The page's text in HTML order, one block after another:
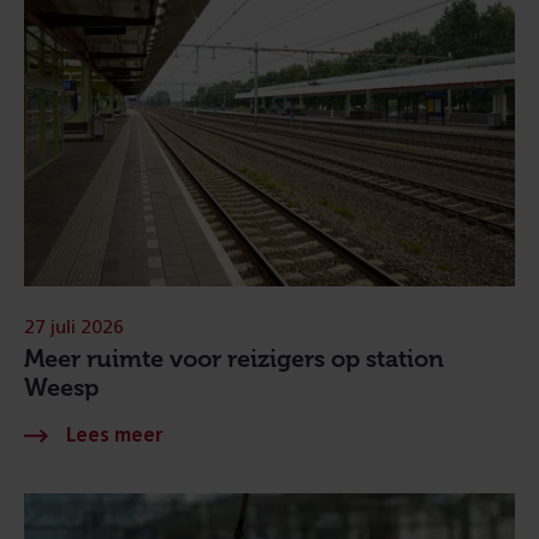
Meer ruimte voor reizigers op station
Weesp
27 juli 2026